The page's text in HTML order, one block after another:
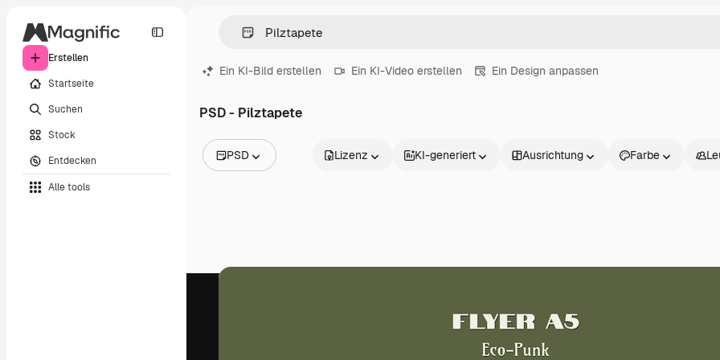
Erstellen
Startseite
Suchen
Stock
Entdecken
Alle tools
Ein KI-Bild erstellen Ein KI-Video erstellen Ein Design anpassen
PSD - Pilztapete
PSD
Videos
Lizenz KI-generiert Ausrichtung Farbe
Produkte